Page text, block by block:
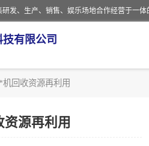
有限公司
机回收资源再利用
源再利用